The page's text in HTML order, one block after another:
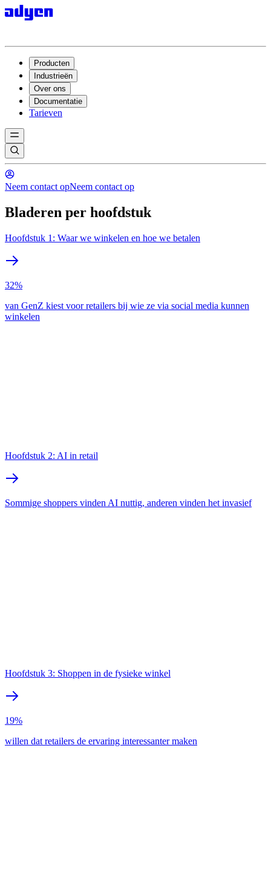
Producten
Industrieën
Over ons
Documentatie
Tarieven
Neem contact opNeem contact op
Bladeren per hoofdstuk
Hoofdstuk 1: Waar we winkelen en hoe we betalen
32%
van GenZ kiest voor retailers bij wie ze via social media kunnen
winkelen
Hoofdstuk 2: AI in retail
Sommige shoppers vinden AI nuttig, anderen vinden het invasief
Hoofdstuk 3: Shoppen in de fysieke winkel
19%
willen dat retailers de ervaring interessanter maken